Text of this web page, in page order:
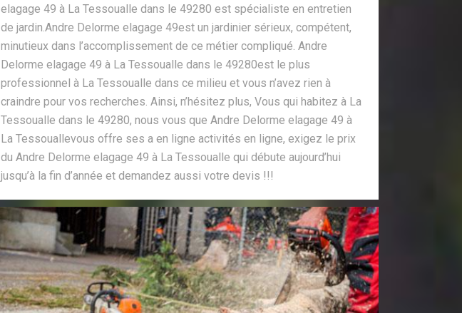
elagage 49 à La Tessoualle dans le 49280 est spécialiste en entretien
de jardin.Andre Delorme elagage 49est un jardinier sérieux, compétent,
minutieux dans l’accomplissement de ce métier compliqué. Andre
Delorme elagage 49 à La Tessoualle dans le 49280est le plus
professionnel à La Tessoualle dans ce milieu et vous n’avez rien à
craindre pour vos recherches. Ainsi, n’hésitez plus, Vous qui habitez à La
Tessoualle dans le 49280, nous vous que Andre Delorme elagage 49 à
La Tessouallevous offre ses a en ligne activités en ligne, exigez le prix
du Andre Delorme elagage 49 à La Tessoualle qui débute aujourd’hui
jusqu’à la fin d’année et demandez aussi votre devis !!!